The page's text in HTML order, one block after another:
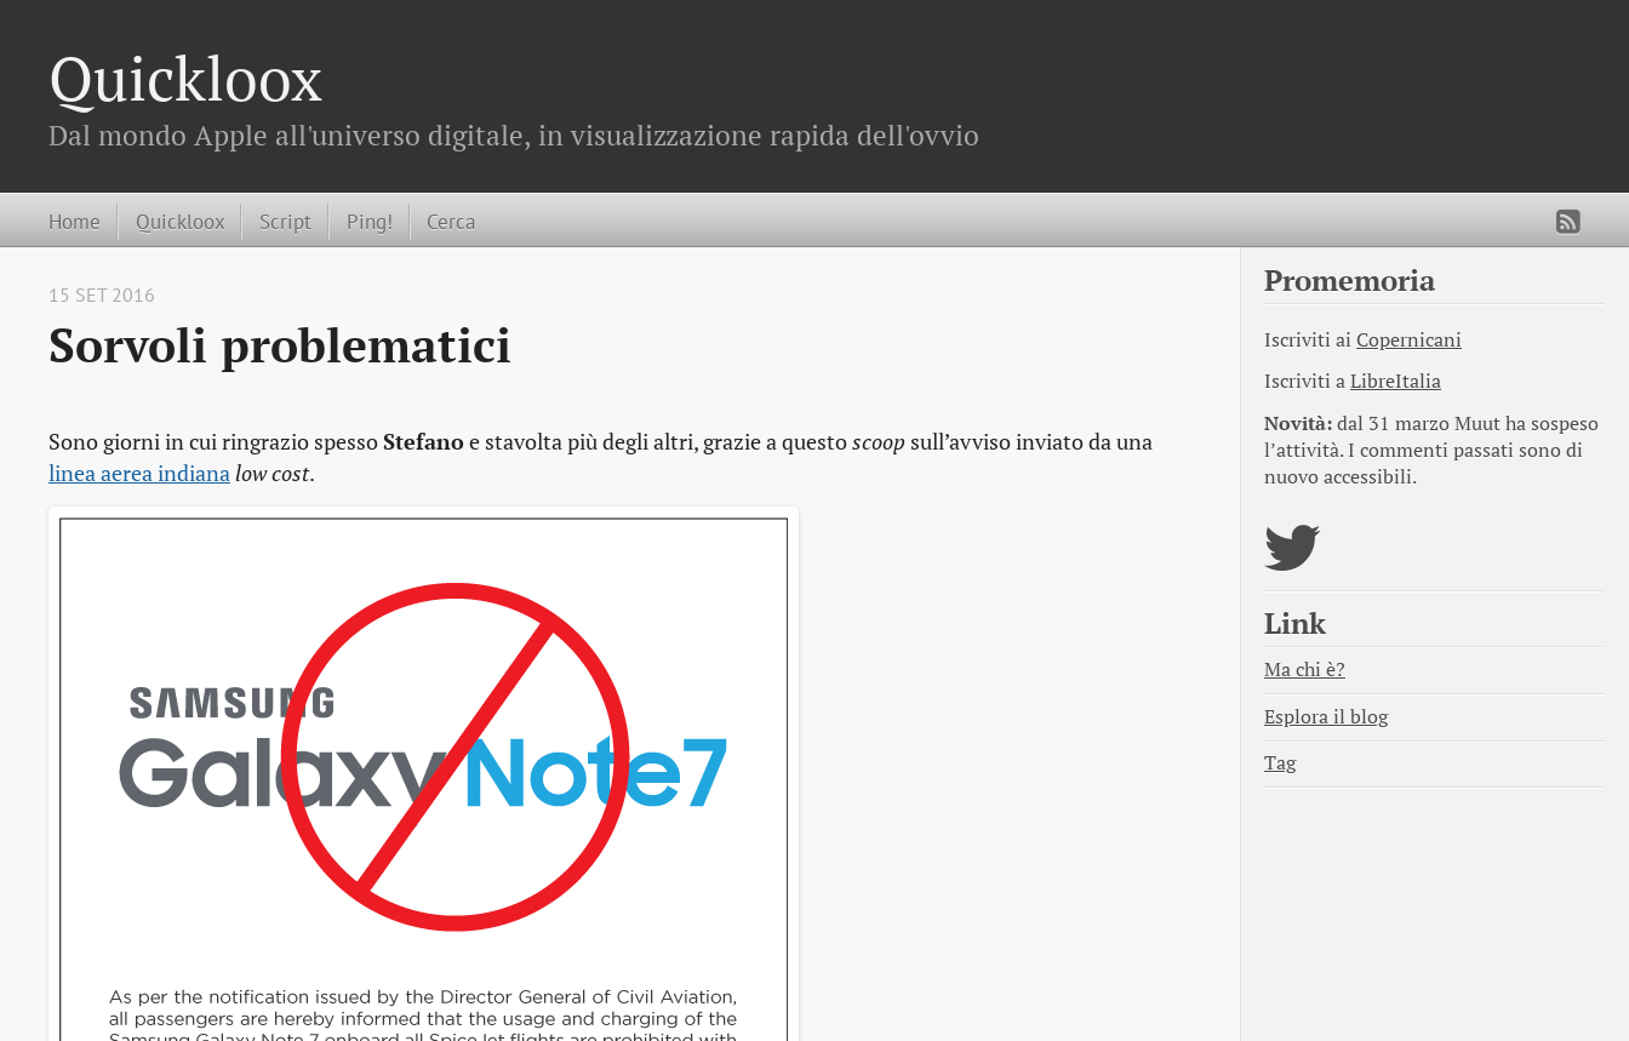
Quickloox
Dal mondo Apple all'universo digitale, in visualizzazione rapida dell'ovvio
Home Quickloox Script Ping! Cerca
15 SET 2016
Sorvoli problematici
Sono giorni in cui ringrazio spessoStefanoe stavolta più degli altri, grazie a questoscoop sull’avviso inviato da una
linea aerea indianalow cost.
Promemoria
Iscriviti ai Copernicani
Iscriviti aLibreItalia
Novità:dal 31 marzo Muut ha sospeso
l’attività. I commenti passati sono di
nuovo accessibili.
Link
Ma chi è?
Esplora il blog
Tag